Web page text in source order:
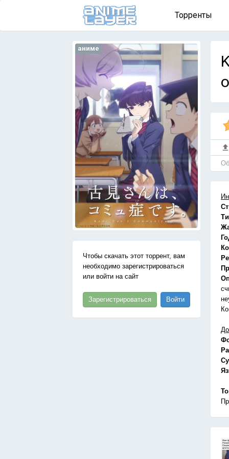
Торренты
аниме
Чтобы скачать этот торрент, вам
необходимо зарегистрироваться
или войти на сайт
Зарегистрироваться Войти